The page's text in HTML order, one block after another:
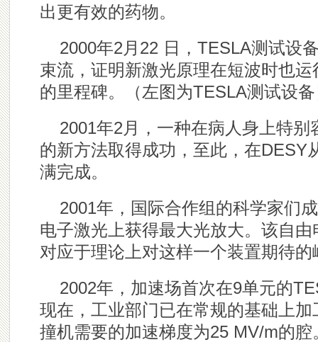
出更有效的药物。
2000年2月22 日，TESLA测试设
束流，证明新激光原理在短波时也
的里程碑。
（左图为TESLA测试设
2001年2月，一种在病人身上特
的新方法取得成功，至此，在DESY
满完成。
2001年，国际合作组的科学家们
电子激光上获得最大光放大。该自
对应于理论上对这样一个装置期待
2002年，加速场首次在9单元的
现在，工业部门已在常规的基础上
撞机需要的加速梯度为25 MV/m的